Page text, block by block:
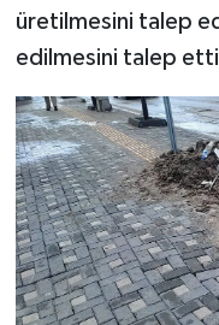
üretilmesini talep
edilmesini talep